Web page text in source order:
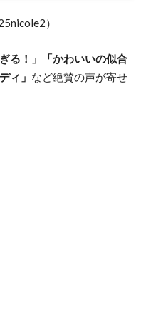
）
ぎる！」「かわいいの似合
ィ」 など絶賛の声が寄せ